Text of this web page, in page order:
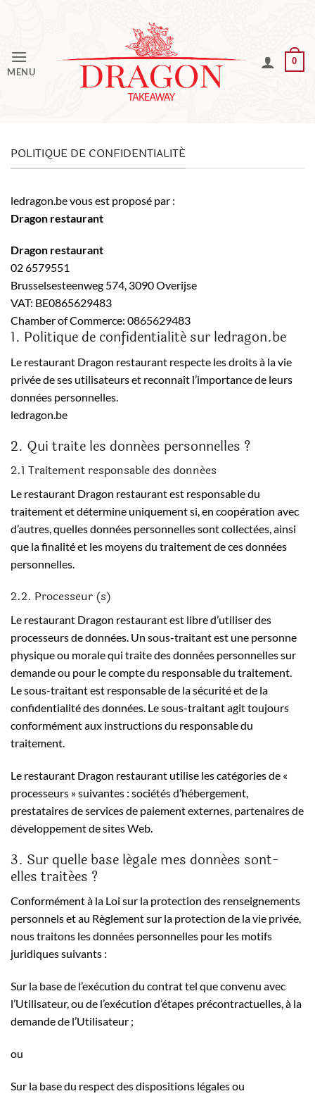
MENU
0
POLITIQUE DE CONFIDENTIALITÉ
ledragon.be vous est proposé par :
Dragon restaurant
Dragon restaurant
02 6579551
Brusselsesteenweg 574, 3090 Overijse
VAT: BE0865629483
Chamber of Commerce: 0865629483
1. Politique de confidentialité sur ledragon.be
Le restaurant Dragon restaurant respecte les droits à la vie
privée de ses utilisateurs et reconnaît l’importance de leurs
données personnelles.
ledragon.be
2. Qui traite les données personnelles ?
2.1 Traitement responsable des données
Le restaurant Dragon restaurant est responsable du
traitement et détermine uniquement si, en coopération avec
d’autres, quelles données personnelles sont collectées, ainsi
que la finalité et les moyens du traitement de ces données
personnelles.
2.2. Processeur (s)
Le restaurant Dragon restaurant est libre d’utiliser des
processeurs de données. Un sous-traitant est une personne
physique ou morale qui traite des données personnelles sur
demande ou pour le compte du responsable du traitement.
Le sous-traitant est responsable de la sécurité et de la
confidentialité des données. Le sous-traitant agit toujours
conformément aux instructions du responsable du
traitement.
Le restaurant Dragon restaurant utilise les catégories de «
processeurs » suivantes : sociétés d’hébergement,
prestataires de services de paiement externes, partenaires de
développement de sites Web.
3. Sur quelle base légale mes données sont-
elles traitées ?
Conformément à la Loi sur la protection des renseignements
personnels et au Règlement sur la protection de la vie privée,
nous traitons les données personnelles pour les motifs
juridiques suivants :
Sur la base de l’exécution du contrat tel que convenu avec
l’Utilisateur, ou de l’exécution d’étapes précontractuelles, à la
demande de l’Utilisateur ;
ou
Sur la base du respect des dispositions légales ou